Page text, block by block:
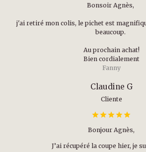
Bonsoir Agnès,
j'ai retiré mon colis, le pichet est
beaucoup.
Au prochain achat!
Bien cordialement
Fanny
Claudine G
Cliente
Bonjour Agnès,
J’ai récupéré la coupe hier, je